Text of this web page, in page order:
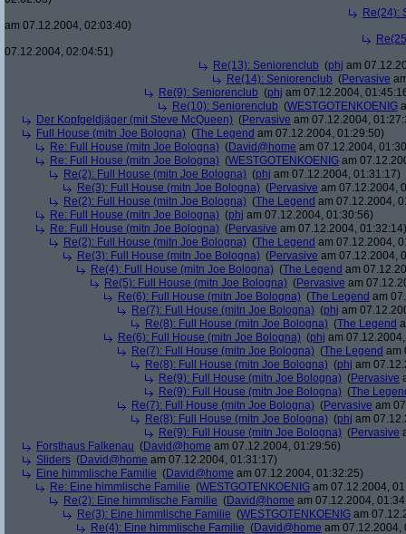
Re(24):
am 07.12.2004, 02:03:40)
07.12.2004, 02:04:51)
Re(13): Seniorenclub (phj am
Re(14): Seniorenclub (Pervasive
Re(9): Seniorenclub (phj am 07.12.2004,
Re(10): Seniorenclub (WESTGOTENKOENIG
Der Kopfgeldjäger (mit Steve McQueen) (Pervasive am 07.12.2004,
Full House (mitn Joe Bologna) (The Legend am 07.12.2004, 01:29:50)
Re: Full House (mitn Joe Bologna) (David@home am 07.12.2004,
Re: Full House (mitn Joe Bologna) (WESTGOTENKOENIG am
Re(2): Full House (mitn Joe Bologna) (phj am 07.12.2004, 01:31:17)
Re(3): Full House (mitn Joe Bologna) (Pervasive am 07.12.2004,
Re(2): Full House (mitn Joe Bologna) (The Legend am 07.12.2004,
Re: Full House (mitn Joe Bologna) (phj am 07.12.2004, 01:30:56)
Re: Full House (mitn Joe Bologna) (Pervasive am 07.12.2004, 01:32:14)
Re(2): Full House (mitn Joe Bologna) (The Legend am 07.12.2004,
Re(3): Full House (mitn Joe Bologna) (Pervasive am 07.12.2004,
Re(4): Full House (mitn Joe Bologna) (The Legend am
Re(5): Full House (mitn Joe Bologna) (Pervasive am
Re(6): Full House (mitn Joe Bologna) (The Legend am
Re(7): Full House (mitn Joe Bologna) (phj am
Re(8): Full House (mitn Joe Bologna) (The Legend
Re(6): Full House (mitn Joe Bologna) (phj am
Re(7): Full House (mitn Joe Bologna) (The Legend am
Re(8): Full House (mitn Joe Bologna) (phj am
Re(9): Full House (mitn Joe Bologna) (Pervasive
Re(9): Full House (mitn Joe Bologna) (The
Re(7): Full House (mitn Joe Bologna) (Pervasive am
Re(8): Full House (mitn Joe Bologna) (phj am
Re(9): Full House (mitn Joe Bologna) (Pervasive
Forsthaus Falkenau (David@home am 07.12.2004, 01:29:56)
Sliders (David@home am 07.12.2004, 01:31:17)
Eine himmlische Familie (David@home am 07.12.2004, 01:32:25)
Re: Eine himmlische Familie (WESTGOTENKOENIG am 07.12.2004,
Re(2): Eine himmlische Familie (David@home am 07.12.2004,
Re(3): Eine himmlische Familie (WESTGOTENKOENIG am
Re(4): Eine himmlische Familie (David@home am 07.12.2004,